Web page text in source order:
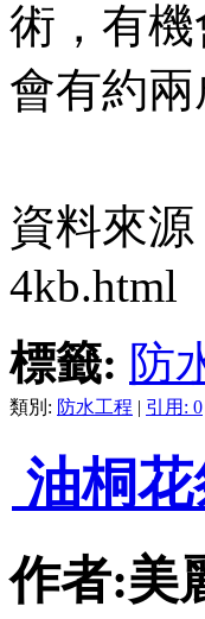
術，有
會有約
資料來源
4kb.html
標籤: 防
類別: 防水工程 | 引用: 0
油桐
作者:美